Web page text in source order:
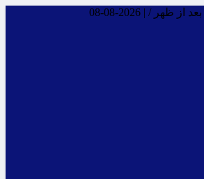
|
2026-08-08